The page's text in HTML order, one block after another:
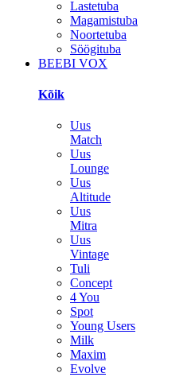
Lastetuba
Magamistuba
Noortetuba
Söögituba
BEEBI VOX
Kõik
Uus
Match
Uus
Lounge
Uus
Altitude
Uus
Mitra
Uus
Vintage
Tuli
Concept
4 You
Spot
Young Users
Milk
Maxim
Evolve